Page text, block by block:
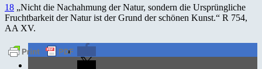
18 „Nicht die Nachahmung der Natur, sondern die Ursprüngliche
Fruchtbarkeit der Natur ist der Grund der schönen Kunst.“ R 754,
AA XV.